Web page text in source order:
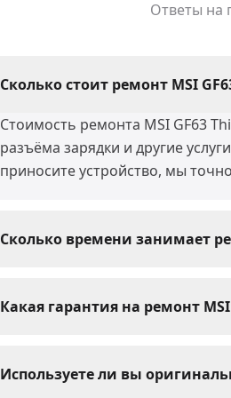
Ответы на
Сколько стоит ремонт MSI
Стоимость ремонта MSI GF63
разъёма зарядки и другие
приносите устройство, мы
Сколько времени занимает
восстановление после воды)
Какая гарантия на ремонт MSI
выполненные работы и
Используете ли вы